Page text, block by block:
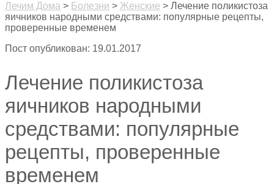
Лечим Дома > Болезни > Женские > Лечение поликистоза
яичников народными средствами: популярные рецепты,
проверенные временем
Пост опубликован: 19.01.2017
Лечение поликистоза
яичников народными
средствами: популярные
рецепты, проверенные
временем